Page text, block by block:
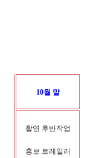
10월 말
촬영 후반작업
홍보 트레일러